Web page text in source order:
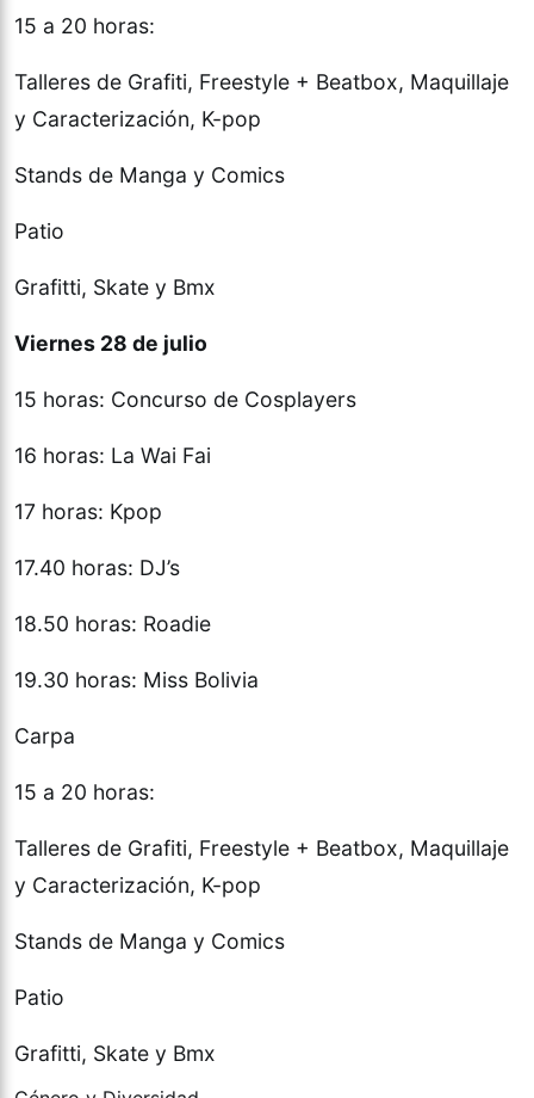
15 a 20 horas:
Talleres de Grafiti, Freestyle + Beatbox, Maquillaje
y Caracterización, K-pop
Stands de Manga y Comics
Patio
Grafitti, Skate y Bmx
Viernes 28 de julio
15 horas: Concurso de Cosplayers
16 horas: La Wai Fai
17 horas: Kpop
17.40 horas: DJ’s
18.50 horas: Roadie
19.30 horas: Miss Bolivia
Carpa
15 a 20 horas:
Talleres de Grafiti, Freestyle + Beatbox, Maquillaje
y Caracterización, K-pop
Stands de Manga y Comics
Patio
Grafitti, Skate y Bmx